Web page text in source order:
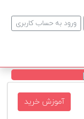
ورود به حساب کاربری
آموزش خرید